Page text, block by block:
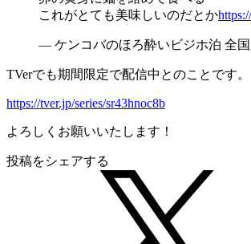
これがとても美味しいのだとか
— ケンコバのほろ酔いビジホ泊 全国
TVerでも期間限定で配信中とのことです。
https://tver.jp/series/sr43hnoc8b
よろしくお願いいたします！
投稿をシェアする